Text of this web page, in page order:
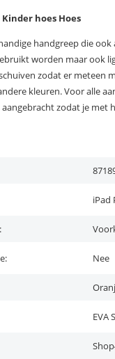
hoes Hoes
handgreep die
worden maar ook
zodat er meteen
kleuren. Voor alle
zodat je met
iPad
:
Nee
EVA